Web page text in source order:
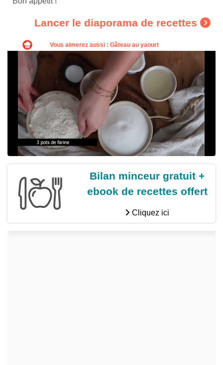
Lancer le diaporama de recettes
Bilan minceur gratuit +
ebook de recettes offert
Cliquez ici